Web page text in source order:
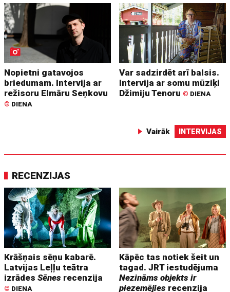
Nopietni gatavojos
briedumam. Intervija ar
režisoru Elmāru Seņkovu
© DIENA
Var sadzirdēt arī balsis.
Intervija ar somu mūziķi
Džimiju Tenoru © DIENA
Vairāk INTERVIJAS
RECENZIJAS
Krāšņais sēņu kabarē.
Latvijas Leļļu teātra
izrādesSēnes recenzija
© DIENA
Kāpēc tas notiek šeit un
tagad. JRT iestudējuma
Nezināms objekts ir
piezemējies recenzija